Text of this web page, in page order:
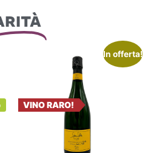
In offerta!
VINO RARO!